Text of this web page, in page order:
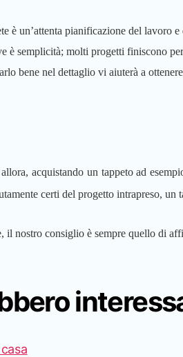
è un’attenta pianificazione del lavoro
è semplicità; molti progetti finiscono
bene nel dettaglio vi aiuterà a
acquistando un tappeto ad
certi del progetto intrapreso,
nostro consiglio è sempre quello di